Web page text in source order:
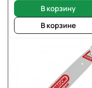
В корзину
В корзине